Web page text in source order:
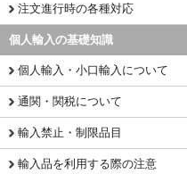
注文進行時の各種対応
個人輸入の基礎知識
個人輸入・小口輸入について
通関・関税について
輸入禁止・制限品目
輸入品を利用する際の注意